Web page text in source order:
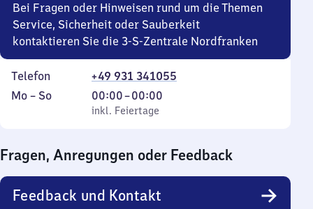
Bei Fragen oder Hinweisen rund um die Themen
Service, Sicherheit oder Sauberkeit
kontaktieren Sie die 3-S-Zentrale Nordfranken
Telefon
+49 931 341055
Montag
Mo – So,
inkl. Feiertage
00:00–00:00
Von
0
0
Uhr
inkl. Feiertage
Fragen, Anregungen oder Feedback
Feedback und Kontakt